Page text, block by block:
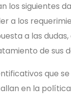
los siguientes
a los
a las
de sus
que
en la